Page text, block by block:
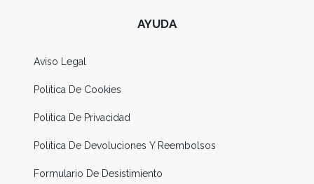
AYUDA
Aviso Legal
Política De Cookies
Política De Privacidad
Política De Devoluciones Y Reembolsos
Formulario De Desistimiento